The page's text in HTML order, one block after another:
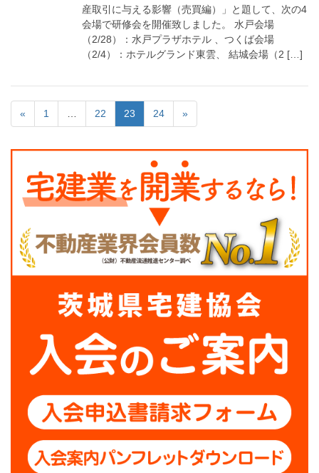
産取引に与える影響（売買編）」と題して、次の4
会場で研修会を開催致しました。 水戸会場
（2/28）：水戸プラザホテル 、つくば会場
（2/4）：ホテルグランド東雲、 結城会場（2 […]
« 1 22 23 24 »